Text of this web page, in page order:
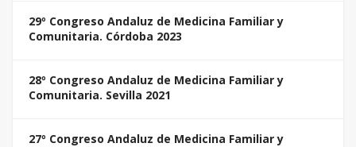
29º Congreso Andaluz de Medicina Familiar y
Comunitaria. Córdoba 2023
28º Congreso Andaluz de Medicina Familiar y
Comunitaria. Sevilla 2021
27º Congreso Andaluz de Medicina Familiar y